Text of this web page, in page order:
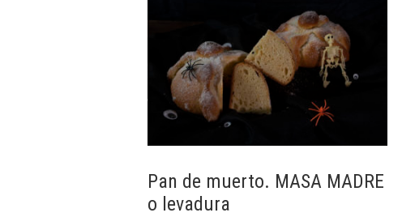
Pan de muerto. MASA MADRE
o levadura